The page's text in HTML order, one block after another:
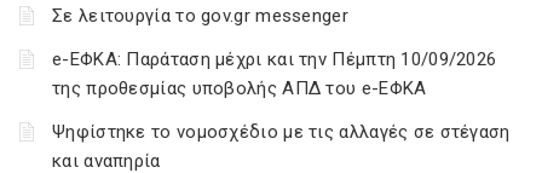
Σε λειτουργία το gov.gr messenger
e-ΕΦΚΑ: Παράταση μέχρι και την Πέμπτη 10/09/2026
της προθεσμίας υποβολής ΑΠΔ του e-ΕΦΚΑ
Ψηφίστηκε το νομοσχέδιο με τις αλλαγές σε στέγαση
και αναπηρία